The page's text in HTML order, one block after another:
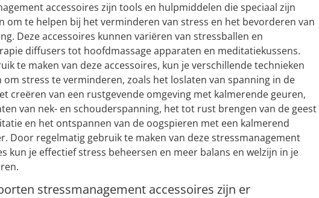
accessoires zijn tools en hulpmiddelen die speciaal zijn
om te helpen bij het verminderen van stress en het bevorderen van
Deze accessoires kunnen variëren van stressballen en
diffusers tot hoofdmassage apparaten en meditatiekussens.
te maken van deze accessoires, kun je verschillende technieken
om stress te verminderen, zoals het loslaten van spanning in de
creëren van een rustgevende omgeving met kalmerende geuren,
van nek- en schouderspanning, het tot rust brengen van de geest
en het ontspannen van de oogspieren met een kalmerend
Door regelmatig gebruik te maken van deze stressmanagement
kun je effectief stress beheersen en meer balans en welzijn in je
stressmanagement accessoires zijn er